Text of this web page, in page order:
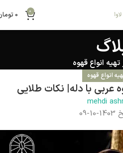
0
0
انواع قهوه
انواع قهوه
عربی با دله| نکات طلایی
mehdi